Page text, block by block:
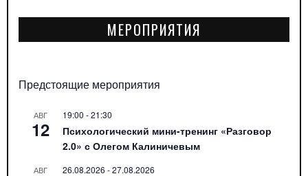
МЕРОПРИЯТИЯ
Предстоящие мероприятия
АВГ
12
19:00 -21:30
Психологический мини-тренинг «Разговор
2.0» с Олегом Калиничевым
АВГ 26.08.2026 -27.08.2026